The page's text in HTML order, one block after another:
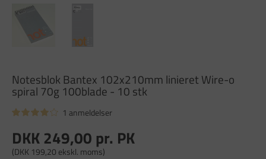
Notesblok Bantex 102x210mm linieret Wire-o
spiral 70g 100blade - 10 stk
1 anmeldelser
DKK 249,00 pr. PK
(DKK 199,20 ekskl. moms)